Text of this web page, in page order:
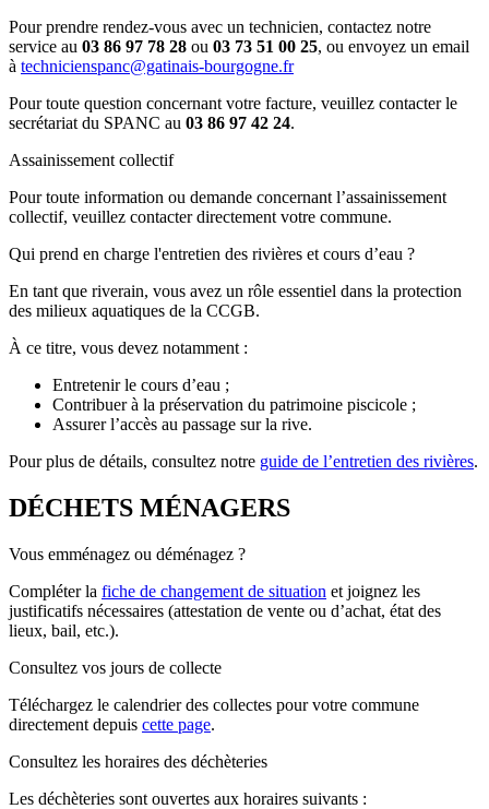
Pour prendre rendez-vous avec un technicien, contactez notre
service au 03 86 97 78 28 ou 03 73 51 00 25, ou envoyez un email
à technicienspanc@gatinais-bourgogne.fr
Pour toute question concernant votre facture, veuillez contacter le
secrétariat du SPANC au 03 86 97 42 24.
Assainissement collectif
Pour toute information ou demande concernant l’assainissement
collectif, veuillez contacter directement votre commune.
Qui prend en charge l'entretien des rivières et cours d’eau ?
En tant que riverain, vous avez un rôle essentiel dans la protection
des milieux aquatiques de la CCGB.
À ce titre, vous devez notamment :
Entretenir le cours d’eau ;
Contribuer à la préservation du patrimoine piscicole ;
Assurer l’accès au passage sur la rive.
Pour plus de détails, consultez notre guide de l’entretien des rivières.
DÉCHETS MÉNAGERS
Vous emménagez ou déménagez ?
Compléter la fiche de changement de situation et joignez les
justificatifs nécessaires (attestation de vente ou d’achat, état des
lieux, bail, etc.).
Consultez vos jours de collecte
Téléchargez le calendrier des collectes pour votre commune
directement depuis cette page.
Consultez les horaires des déchèteries
Les déchèteries sont ouvertes aux horaires suivants :